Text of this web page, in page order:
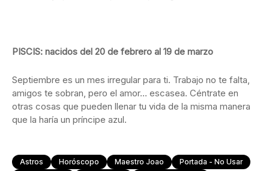
PISCIS: nacidos del 20 de febrero al 19 de marzo
Septiembre es un mes irregular para ti. Trabajo no te falta,
amigos te sobran, pero el amor… escasea. Céntrate en
otras cosas que pueden llenar tu vida de la misma manera
que la haría un príncipe azul.
Astros Horóscopo Maestro Joao
Portada - No Usar